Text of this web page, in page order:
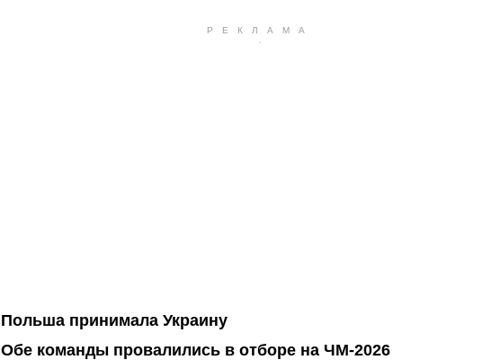
Польша принимала Украину
Обе команды провалились в отборе на ЧМ-2026